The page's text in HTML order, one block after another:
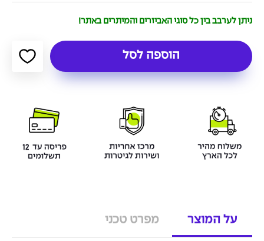
ניתן לערבב בין כל סוגי האביזרים והמיתרים באתר!
הוספה לסל
על המוצר מפרט טכני